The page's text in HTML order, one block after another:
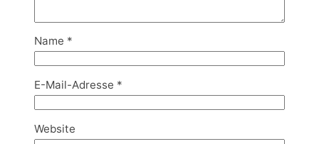
Name *
E-Mail-Adresse *
Website